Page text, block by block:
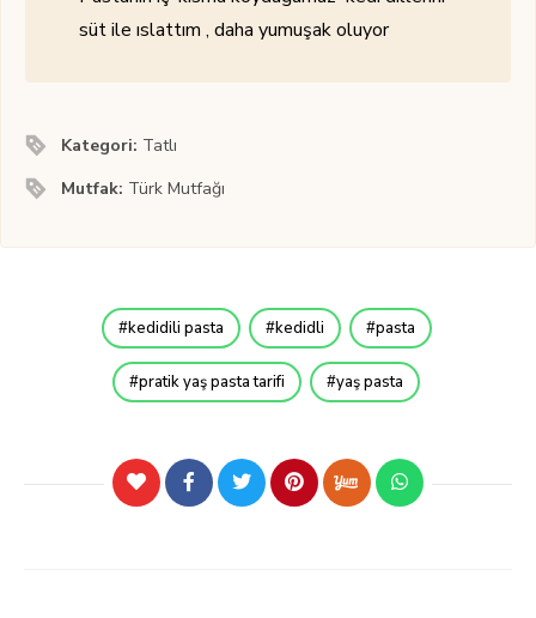
süt ile ıslattım , daha yumuşak oluyor
Kategori: Tatlı
Mutfak: Türk Mutfağı
kedidili pasta kedidli pasta
pratik yaş pasta tarifi yaş pasta